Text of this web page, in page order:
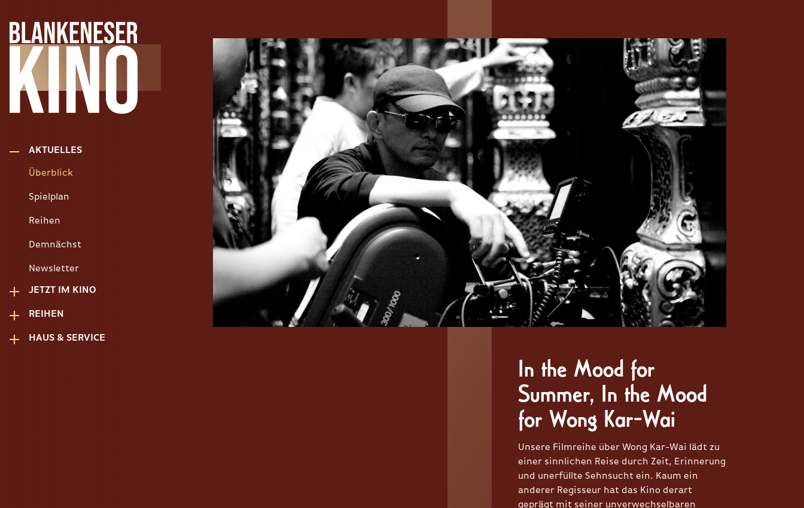
AKTUELLES
Überblick
Spielplan
Reihen
Demnächst
Newsletter
JETZT IM KINO
REIHEN
HAUS & SERVICE
In the Mood for
Summer, In the Mood
for Wong Kar-Wai
Unsere Filmreihe über Wong Kar-Wai lädt zu
einer sinnlichen Reise durch Zeit, Erinnerung
und unerfüllte Sehnsucht ein. Kaum ein
anderer Regisseur hat das Kino derart
geprägt mit seiner unverwechselbaren